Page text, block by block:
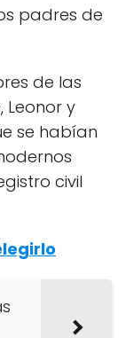
padres de
de las
Leonor y
se habían
civil